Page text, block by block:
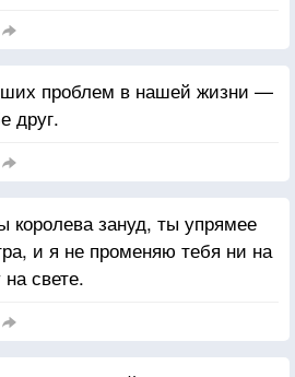
проблем в нашей жизни —
друг.
зануд, ты упрямее
и я не променяю тебя ни на
свете.